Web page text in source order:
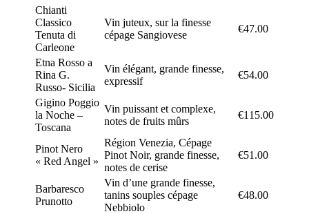
Chianti
Classico
Tenuta di
Carleone
Vin juteux, sur la finesse
cépage Sangiovese
€47.00
Etna Rosso a
Rina G.
Russo- Sicilia
Vin élégant, grande finesse,
expressif
€54.00
Gigino Poggio
la Noche –
Toscana
Vin puissant et complexe,
notes de fruits mûrs
€115.00
Pinot Nero
« Red Angel »
Région Venezia, Cépage
Pinot Noir, grande finesse,
notes de cerise
€51.00
Barbaresco
Prunotto
Vin d’une grande finesse,
tanins souples cépage
Nebbiolo
€48.00